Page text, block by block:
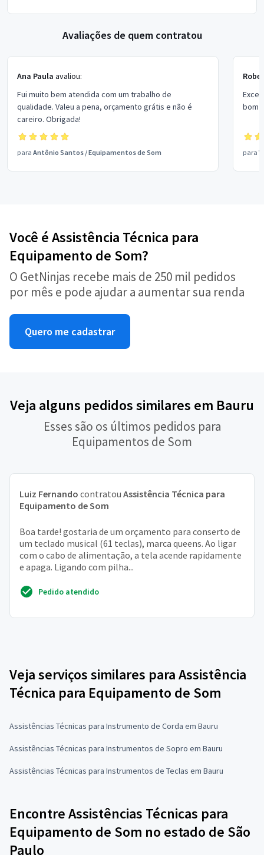
Avaliações de quem contratou
Ana Paula avaliou:
Fui muito bem atendida com um trabalho de
qualidade. Valeu a pena, orçamento grátis e não é
careiro. Obrigada!
para Antônio Santos /Equipamentos de Som
bom
para
Você é Assistência Técnica para
Equipamento de Som?
O GetNinjas recebe mais de 250 mil pedidos
por mês e pode ajudar a aumentar sua renda
Quero me cadastrar
Veja alguns pedidos similares em Bauru
Esses são os últimos pedidos para
Equipamentos de Som
Luiz Fernando contratou Assistência Técnica para
Equipamento de Som
Boa tarde! gostaria de um orçamento para conserto de
um teclado musical (61 teclas), marca queens. Ao ligar
com o cabo de alimentação, a tela acende rapidamente
e apaga. Ligando com pilha...
Pedido atendido
Veja serviços similares para Assistência
Técnica para Equipamento de Som
Assistências Técnicas para Instrumento de Corda em Bauru
Assistências Técnicas para Instrumentos de Sopro em Bauru
Assistências Técnicas para Instrumentos de Teclas em Bauru
Encontre Assistências Técnicas para
Equipamento de Som no estado de São
Paulo